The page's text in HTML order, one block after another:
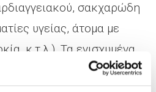
σακχαρώδη
υγείας, άτομα με
κ.τ.λ.). Τα ενισχυμένα
εμβόλια